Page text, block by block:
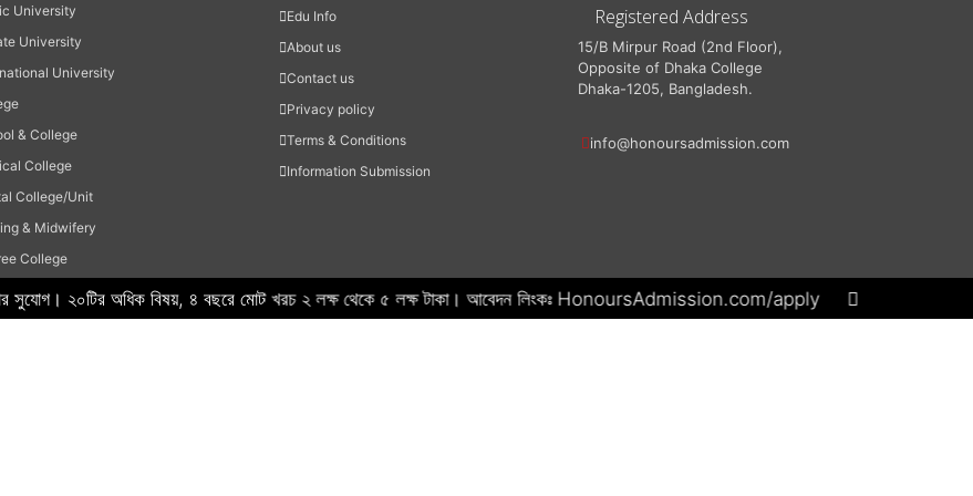
সুযোগ। ২০টির অধিক বিষয়, ৪ বছরে মোট খরচ ২ লক্ষ থেকে ৫ লক্ষ টাকা। আবেদন লিংকঃ HonoursAdmission.com/apply
University
University
University
& College
College
College/Unit
& Midwifery
College
College
Edu Info
About us
Contact us
Privacy policy
Terms & Conditions
Information Submission
Registered Address
15/B Mirpur Road (2nd Floor),
Opposite of Dhaka College
Dhaka-1205, Bangladesh.
info@honoursadmission.com